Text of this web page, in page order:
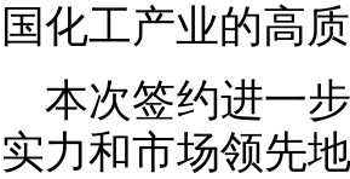
国化工产业的高
本次签约进一
实力和市场领先